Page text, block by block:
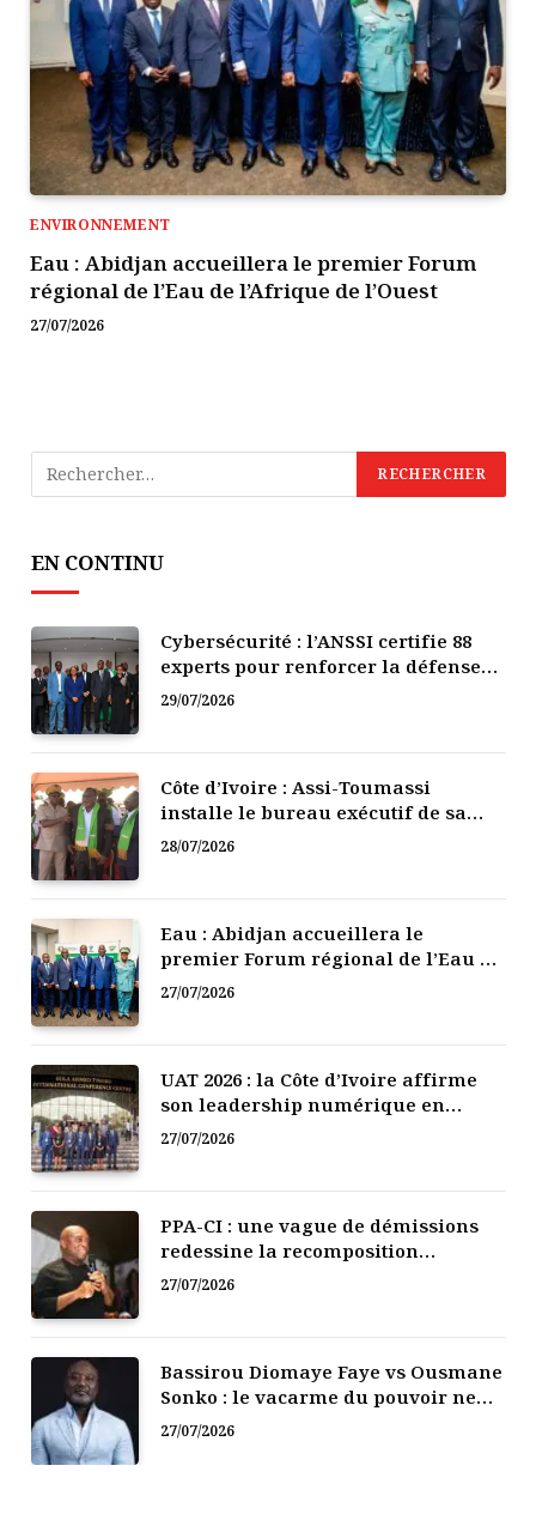
ENVIRONNEMENT
Eau : Abidjan accueillera le premier Forum
régional de l’Eau de l’Afrique de l’Ouest
27/07/2026
EN CONTINU
Cybersécurité : l’ANSSI certifie 88
experts pour renforcer la défense
numérique de la Côte d’Ivoire
29/07/2026
Côte d’Ivoire : Assi-Toumassi
installe le bureau exécutif de sa
mutuelle de développement
28/07/2026
Eau : Abidjan accueillera le
premier Forum régional de l’Eau de
l’Afrique de l’Ouest
27/07/2026
UAT 2026 : la Côte d’Ivoire affirme
son leadership numérique en
Afrique
27/07/2026
PPA-CI : une vague de démissions
redessine la recomposition
politique
27/07/2026
Bassirou Diomaye Faye vs Ousmane
Sonko : le vacarme du pouvoir ne
doit pas faire oublier les liens de la
Fraternité
27/07/2026